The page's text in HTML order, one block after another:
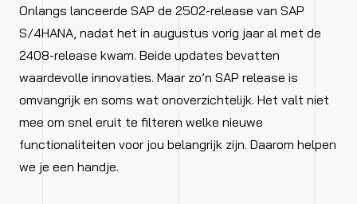
Onlangs lanceerde SAP de 2502-release van SAP
S/4HANA, nadat het in augustus vorig jaar al met de
2408-release kwam. Beide updates bevatten
waardevolle innovaties. Maar zo’n SAP release is
omvangrijk en soms wat onoverzichtelijk. Het valt niet
mee om snel eruit te filteren welke nieuwe
functionaliteiten voor jou belangrijk zijn. Daarom helpen
we je een handje.